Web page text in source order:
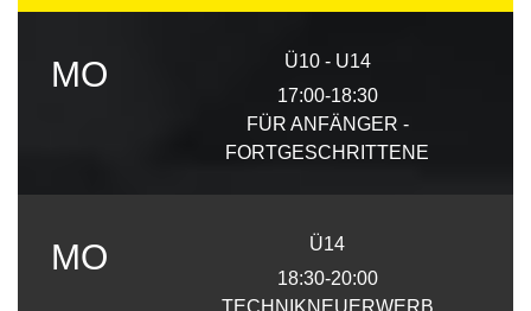
MO
Ü10 - U14
17:00-18:30
FÜR ANFÄNGER -
FORTGESCHRITTENE
MO
Ü14
18:30-20:00
TECHNIKNEUERWERB